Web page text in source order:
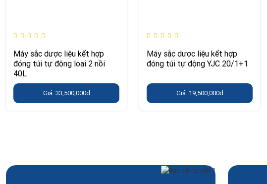
Máy sắc dược liệu kết hợp
đóng túi tự động loại 2 nồi
40L
Giá: 33,500,000đ
Máy sắc dược liệu kết hợp
đóng túi tự động YJC 20/1+1
Giá: 19,500,000đ